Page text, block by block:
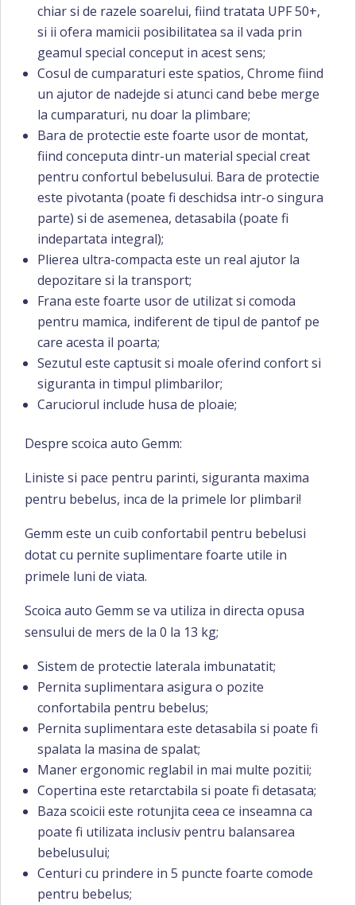
chiar si de razele soarelui, fiind tratata UPF 50+,
si ii ofera mamicii posibilitatea sa il vada prin
geamul special conceput in acest sens;
Cosul de cumparaturi este spatios, Chrome fiind
un ajutor de nadejde si atunci cand bebe merge
la cumparaturi, nu doar la plimbare;
Bara de protectie este foarte usor de montat,
fiind conceputa dintr-un material special creat
pentru confortul bebelusului. Bara de protectie
este pivotanta (poate fi deschidsa intr-o singura
parte) si de asemenea, detasabila (poate fi
indepartata integral);
Plierea ultra-compacta este un real ajutor la
depozitare si la transport;
Frana este foarte usor de utilizat si comoda
pentru mamica, indiferent de tipul de pantof pe
care acesta il poarta;
Sezutul este captusit si moale oferind confort si
siguranta in timpul plimbarilor;
Caruciorul include husa de ploaie;
Despre scoica auto Gemm:
Liniste si pace pentru parinti, siguranta maxima
pentru bebelus, inca de la primele lor plimbari!
Gemm este un cuib confortabil pentru bebelusi
dotat cu pernite suplimentare foarte utile in
primele luni de viata.
Scoica auto Gemm se va utiliza in directa opusa
sensului de mers de la 0 la 13 kg;
Sistem de protectie laterala imbunatatit;
Pernita suplimentara asigura o pozite
confortabila pentru bebelus;
Pernita suplimentara este detasabila si poate fi
spalata la masina de spalat;
Maner ergonomic reglabil in mai multe pozitii;
Copertina este retarctabila si poate fi detasata;
Baza scoicii este rotunjita ceea ce inseamna ca
poate fi utilizata inclusiv pentru balansarea
bebelusului;
Centuri cu prindere in 5 puncte foarte comode
pentru bebelus;